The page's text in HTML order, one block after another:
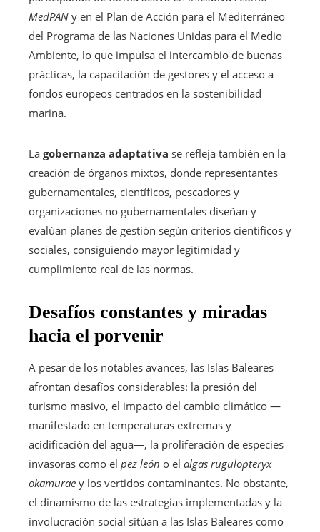
MedPAN y en el Plan de Acción para el Mediterráneo
del Programa de las Naciones Unidas para el Medio
Ambiente, lo que impulsa el intercambio de buenas
prácticas, la capacitación de gestores y el acceso a
fondos europeos centrados en la sostenibilidad
marina.
La gobernanza adaptativa se refleja también en la
creación de órganos mixtos, donde representantes
gubernamentales, científicos, pescadores y
organizaciones no gubernamentales diseñan y
evalúan planes de gestión según criterios científicos y
sociales, consiguiendo mayor legitimidad y
cumplimiento real de las normas.
Desafíos constantes y miradas
hacia el porvenir
A pesar de los notables avances, las Islas Baleares
afrontan desafíos considerables: la presión del
turismo masivo, el impacto del cambio climático —
manifestado en temperaturas extremas y
acidificación del agua—, la proliferación de especies
invasoras como el pez león o el algas rugulopteryx
okamurae y los vertidos contaminantes. No obstante,
el dinamismo de las estrategias implementadas y la
involucración social sitúan a las Islas Baleares como